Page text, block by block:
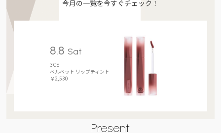
今月の一覧を今すぐチェック！
8.8 Sat
3CE
ベルベット リップティント
￥2,530
Present